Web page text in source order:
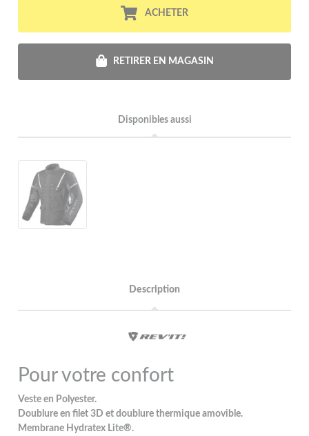
ACHETER
RETIRER EN MAGASIN
Disponibles aussi
Description
Pour votre confort
Veste en Polyester.
Doublure en filet 3D et doublure thermique amovible.
Membrane Hydratex Lite®.